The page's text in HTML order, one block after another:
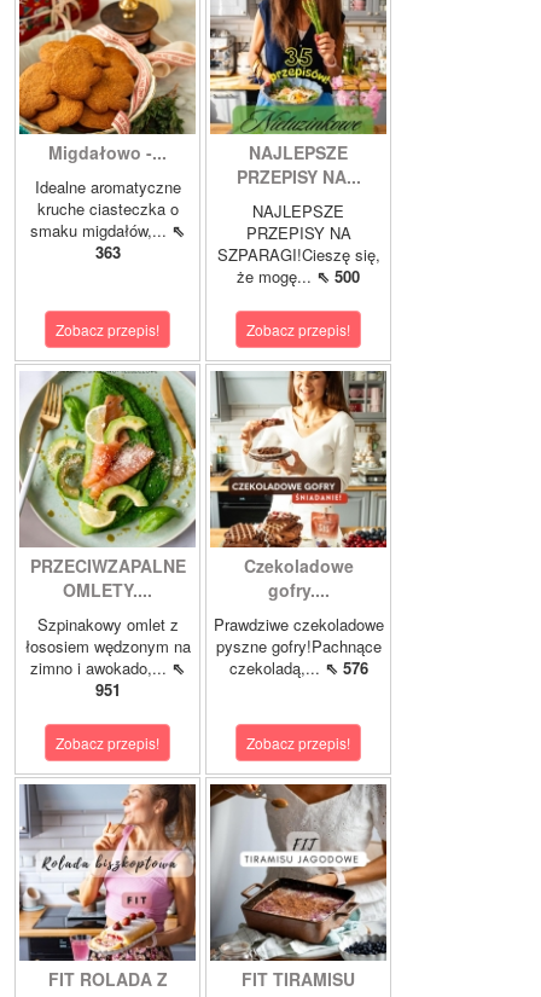
Migdałowo -...
Idealne aromatyczne
kruche ciasteczka o
smaku migdałów,... ⇖
363
Zobacz przepis!
NAJLEPSZE
PRZEPISY NA...
NAJLEPSZE
PRZEPISY NA
SZPARAGI!Cieszę się,
że mogę... ⇖ 500
Zobacz przepis!
PRZECIWZAPALNE
OMLETY....
Szpinakowy omlet z
łososiem wędzonym na
zimno i awokado,... ⇖
951
Zobacz przepis!
Czekoladowe
gofry....
Prawdziwe czekoladowe
pyszne gofry!Pachnące
czekoladą,... ⇖ 576
Zobacz przepis!
FIT ROLADA Z
FIT TIRAMISU